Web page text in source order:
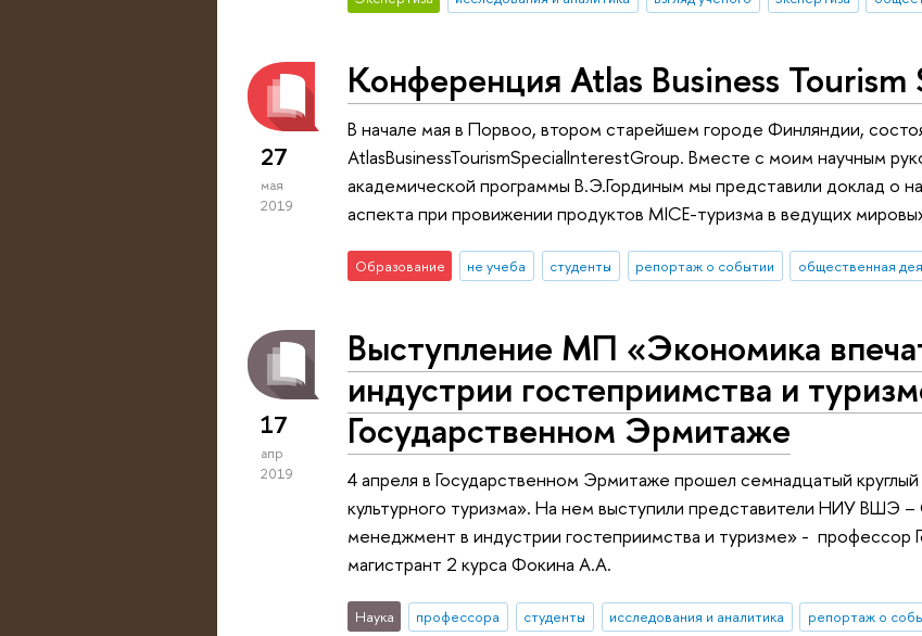
27
мая
2019
Конференция Atlas Business
В начале мая в Порвоо, втором старейшем городе Финляндии,
AtlasBusinessTourismSpecialInterestGroup. Вместе с моим научным
академической программы В.Э.Гординым мы представили доклад о
аспекта при провижении продуктов MICE-туризма в ведущих
Образование не учеба студенты репортаж о событии общественная
17
апр
2019
Выступление МП «Экономика
индустрии гостеприимства и
Государственном Эрмитаже
4 апреля в Государственном Эрмитаже прошел семнадцатый
культурного туризма». На нем выступили представители НИУ ВШЭ
менеджмент в индустрии гостеприимства и туризме» - профессор
магистрант 2 курса Фокина А.А.
Наука профессора студенты исследования и аналитика репортаж о